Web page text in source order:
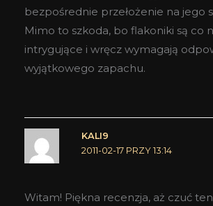
bezpośrednie przełożenie na jego
Mimo to szkoda, bo flakoniki są co
intrygujące i wręcz wymagają
wyjątkowego zapachu.
KALI9
2011-02-17 PRZY 13:14
Witam! Piękna recenzja, aż czuć ten